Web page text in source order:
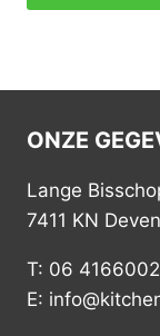
ONZE
Lange
7411 KN
T: 06
E: